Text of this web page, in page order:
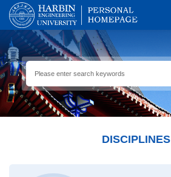
DISCIPLINES